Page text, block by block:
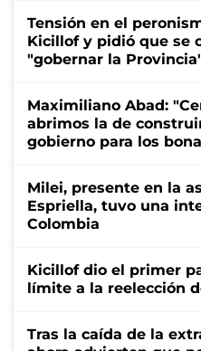
Tensión en el
Kicillof y pidió que se
"gobernar la
Maximiliano Abad:
abrimos la de
gobierno para los
Milei, presente en la
Espriella, tuvo una
Colombia
Kicillof dio el primer
límite a la reelección
Tras la caída de la